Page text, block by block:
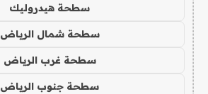
سطحة هيدروليك
سطحة شمال الرياض
سطحة غرب الرياض
سطحة جنوب الرياض